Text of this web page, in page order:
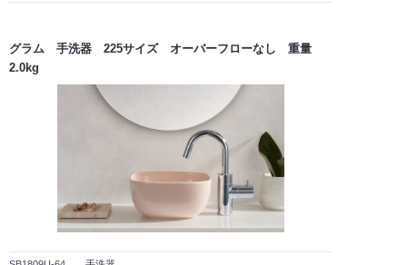
グラム 手洗器 225サイズ オーバーフローなし 重量
2.0kg